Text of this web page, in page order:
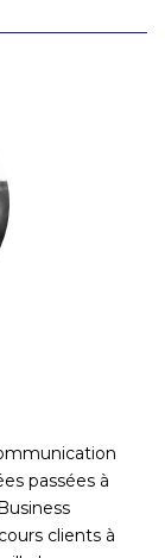
passées à
clients à